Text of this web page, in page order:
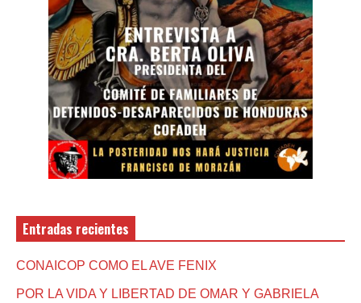
Entradas recientes
CONAICOP COMO EL AVE FENIX
POR LA VIDA Y LIBERTAD DE OMAR Y GABRIELA